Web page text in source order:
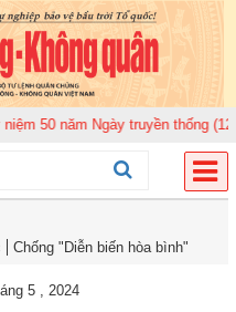
Ngày truyền thống (12-11-1975/
Chống "Diễn biến hòa bình"
5 , 2024